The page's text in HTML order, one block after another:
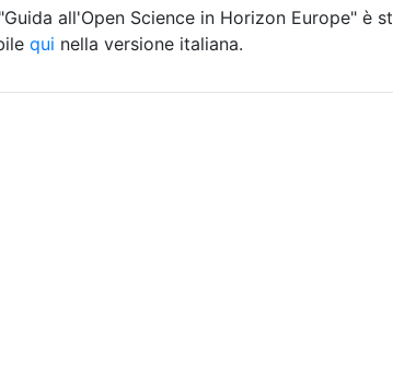
all'Open Science in Horizon Europe" è
qui nella versione italiana.